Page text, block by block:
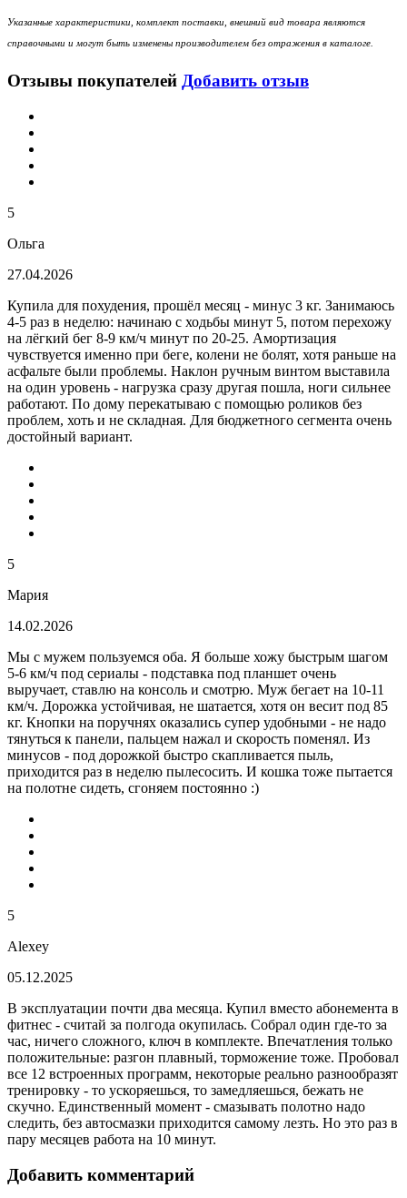
Указанные характеристики, комплект поставки, внешний вид товара являются
справочными и могут быть изменены производителем без отражения в каталоге.
Отзывы покупателей Добавить отзыв
5
Ольга
27.04.2026
Купила для похудения, прошёл месяц - минус 3 кг. Занимаюсь
4-5 раз в неделю: начинаю с ходьбы минут 5, потом перехожу
на лёгкий бег 8-9 км/ч минут по 20-25. Амортизация
чувствуется именно при беге, колени не болят, хотя раньше на
асфальте были проблемы. Наклон ручным винтом выставила
на один уровень - нагрузка сразу другая пошла, ноги сильнее
работают. По дому перекатываю с помощью роликов без
проблем, хоть и не складная. Для бюджетного сегмента очень
достойный вариант.
5
Мария
14.02.2026
Мы с мужем пользуемся оба. Я больше хожу быстрым шагом
5-6 км/ч под сериалы - подставка под планшет очень
выручает, ставлю на консоль и смотрю. Муж бегает на 10-11
км/ч. Дорожка устойчивая, не шатается, хотя он весит под 85
кг. Кнопки на поручнях оказались супер удобными - не надо
тянуться к панели, пальцем нажал и скорость поменял. Из
минусов - под дорожкой быстро скапливается пыль,
приходится раз в неделю пылесосить. И кошка тоже пытается
на полотне сидеть, сгоняем постоянно :)
5
Alexey
05.12.2025
В эксплуатации почти два месяца. Купил вместо абонемента в
фитнес - считай за полгода окупилась. Собрал один где-то за
час, ничего сложного, ключ в комплекте. Впечатления только
положительные: разгон плавный, торможение тоже. Пробовал
все 12 встроенных программ, некоторые реально разнообразят
тренировку - то ускоряешься, то замедляешься, бежать не
скучно. Единственный момент - смазывать полотно надо
следить, без автосмазки приходится самому лезть. Но это раз в
пару месяцев работа на 10 минут.
Добавить комментарий